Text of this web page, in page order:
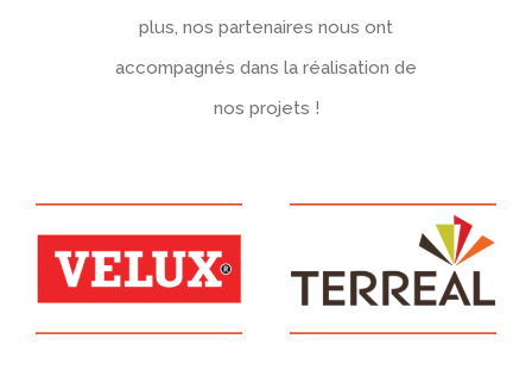
plus, nos partenaires nous ont
accompagnés dans la réalisation de
nos projets !